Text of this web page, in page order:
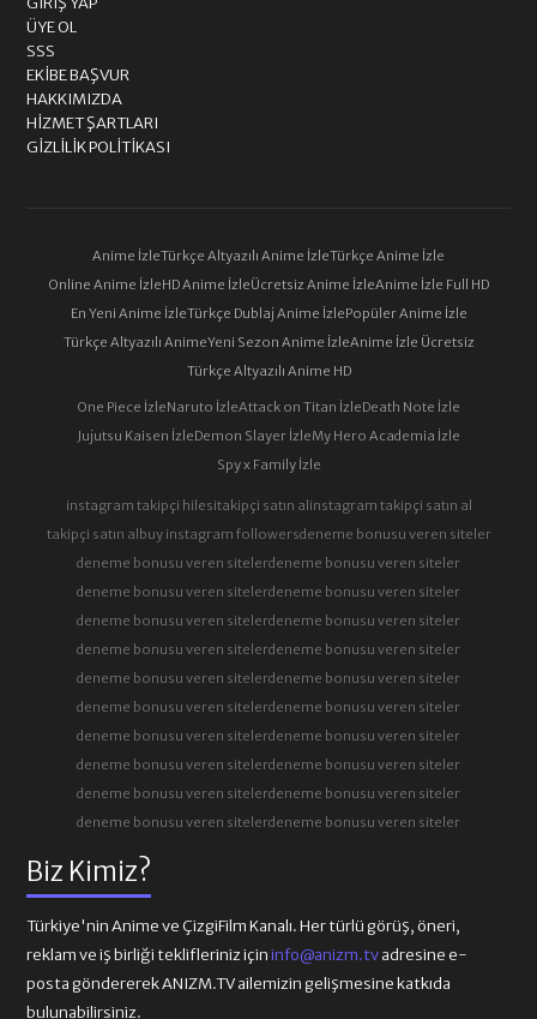
Biz Kimiz?
Türkiye'nin Anime ve ÇizgiFilm Kanalı. Her türlü görüş, öneri,
reklam ve iş birliği teklifleriniz içininfo@anizm.tvadresine e-
posta göndererek ANIZM.TV ailemizin gelişmesine katkıda
bulunabilirsiniz.
ÜYE OL
SSS
EKIBE BAŞVUR
HAKKIMIZDA
HIZMET ŞARTLARI
GIZLILIK POLITIKASI
Anime İzleTürkçe Altyazılı Anime İzleTürkçe Anime İzle
Online Anime İzleHD Anime İzleÜcretsiz Anime İzleAnime İzle Full HD
En Yeni Anime İzleTürkçe Dublaj Anime İzlePopüler Anime İzle
Türkçe Altyazılı AnimeYeni Sezon Anime İzleAnime İzle Ücretsiz
Türkçe Altyazılı Anime HD
One Piece İzleNaruto İzleAttack on Titan İzleDeath Note İzle
Jujutsu Kaisen İzleDemon Slayer İzleMy Hero Academia İzle
Spy x Family İzle
instagram takipçi hilesitakipçi satın alinstagram takipçi satın al
takipçi satın albuy instagram followersdeneme bonusu veren siteler
deneme bonusu veren sitelerdeneme bonusu veren siteler
deneme bonusu veren sitelerdeneme bonusu veren siteler
deneme bonusu veren sitelerdeneme bonusu veren siteler
deneme bonusu veren sitelerdeneme bonusu veren siteler
deneme bonusu veren sitelerdeneme bonusu veren siteler
deneme bonusu veren sitelerdeneme bonusu veren siteler
deneme bonusu veren sitelerdeneme bonusu veren siteler
deneme bonusu veren sitelerdeneme bonusu veren siteler
deneme bonusu veren sitelerdeneme bonusu veren siteler
deneme bonusu veren sitelerdeneme bonusu veren siteler